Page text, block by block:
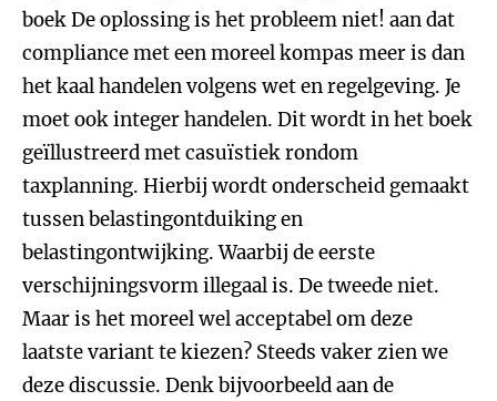
boek De oplossing is het probleem niet! aan dat
compliance met een moreel kompas meer is dan
het kaal handelen volgens wet en regelgeving. Je
moet ook integer handelen. Dit wordt in het boek
geïllustreerd met casuïstiek rondom
taxplanning. Hierbij wordt onderscheid gemaakt
tussen belastingontduiking en
belastingontwijking. Waarbij de eerste
verschijningsvorm illegaal is. De tweede niet.
Maar is het moreel wel acceptabel om deze
laatste variant te kiezen? Steeds vaker zien we
deze discussie. Denk bijvoorbeeld aan de